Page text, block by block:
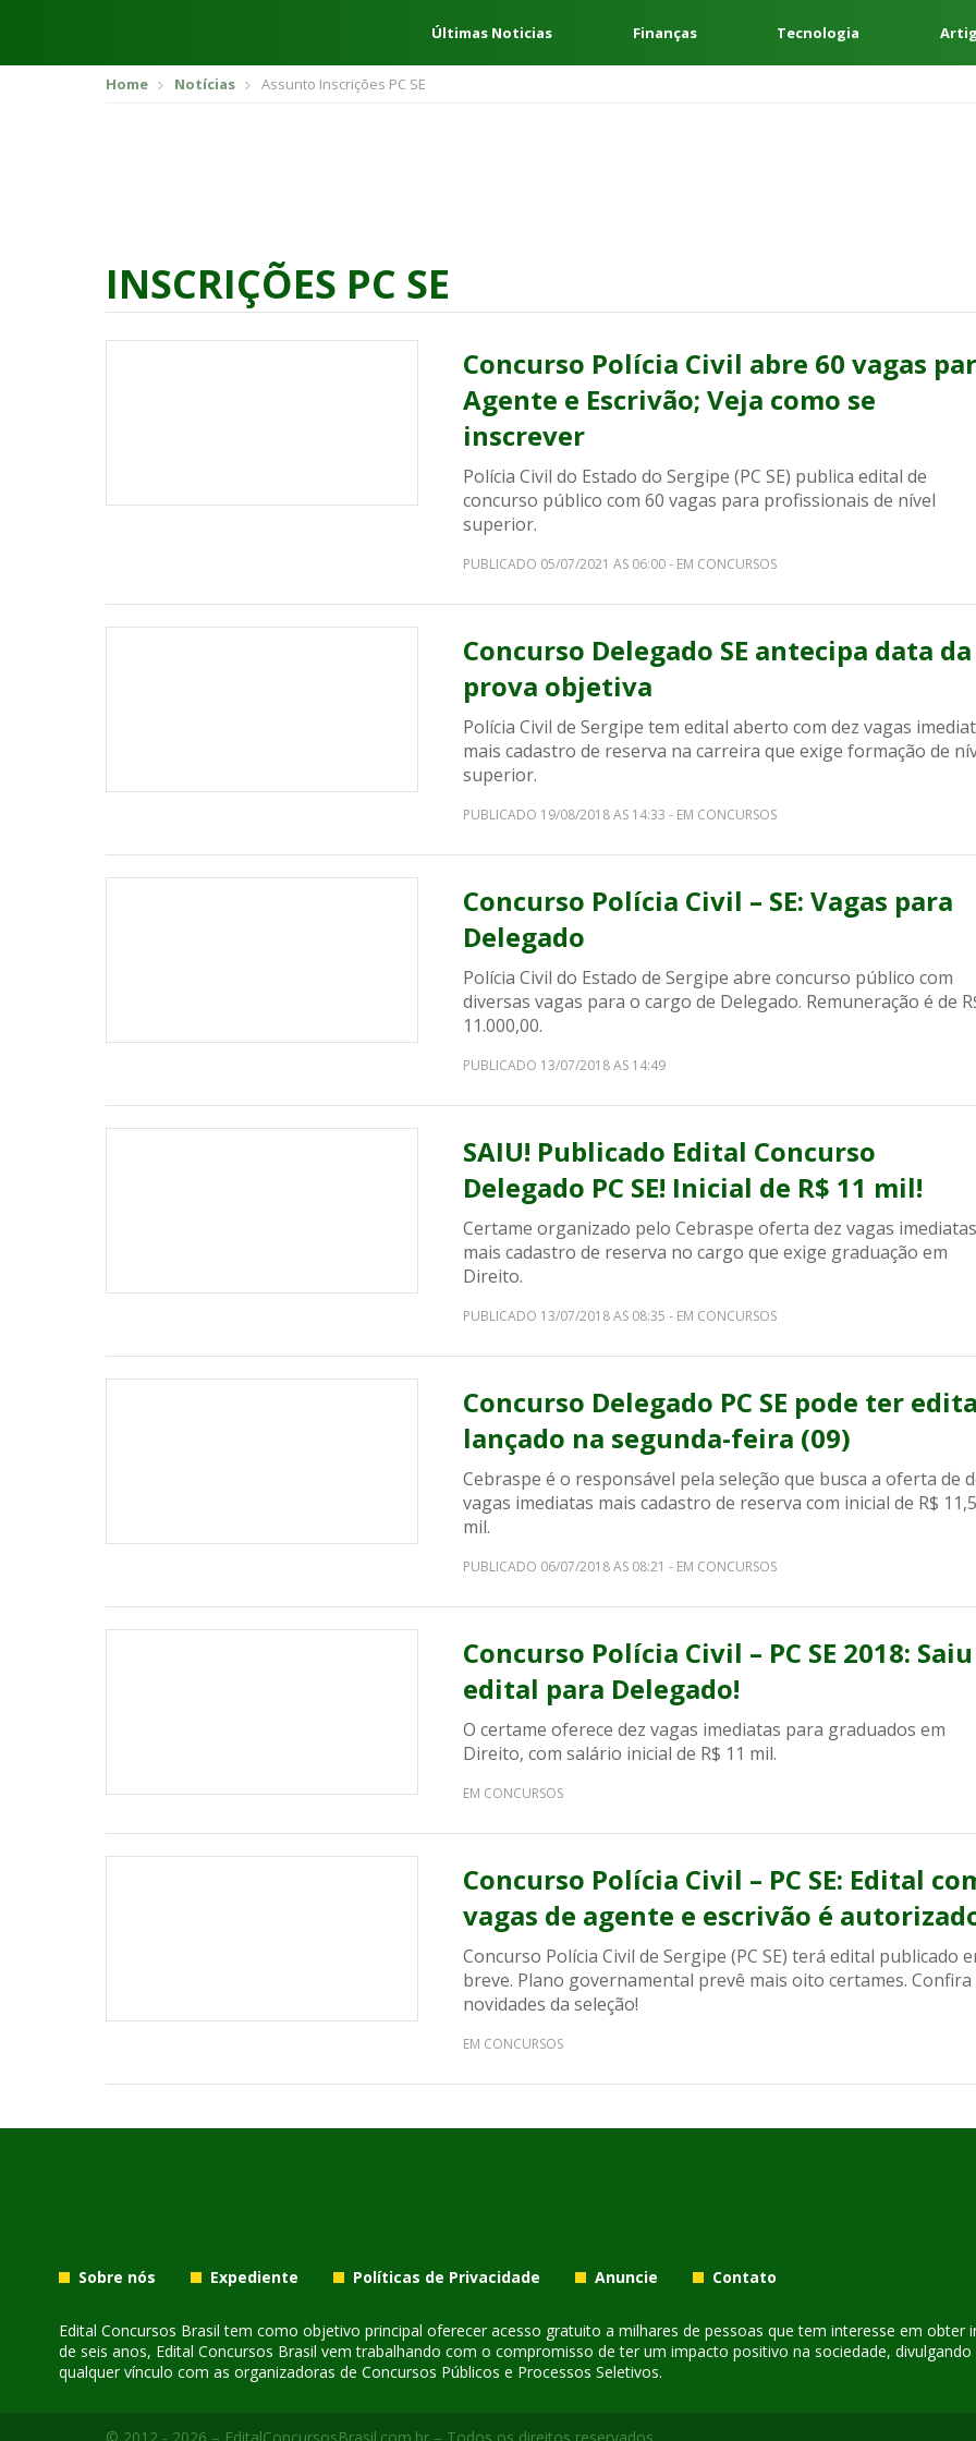
Últimas Noticias Finanças Tecnologia
Home Notícias Assunto Inscrições PC SE
INSCRIÇÕES PC SE
Concurso Polícia Civil abre 60 vagas
Agente e Escrivão; Veja como se
inscrever
Polícia Civil do Estado do Sergipe (PC SE) publica edital de
concurso público com 60 vagas para profissionais de nível
superior.
PUBLICADO 05/07/2021 AS 06:00 - EM CONCURSOS
Concurso Delegado SE antecipa data da
prova objetiva
Polícia Civil de Sergipe tem edital aberto com dez vagas
mais cadastro de reserva na carreira que exige formação de
superior.
PUBLICADO 19/08/2018 AS 14:33 - EM CONCURSOS
Concurso Polícia Civil – SE: Vagas para
Delegado
Polícia Civil do Estado de Sergipe abre concurso público com
diversas vagas para o cargo de Delegado. Remuneração é de
11.000,00.
PUBLICADO 13/07/2018 AS 14:49
SAIU! Publicado Edital Concurso
Delegado PC SE! Inicial de R$ 11 mil!
Certame organizado pelo Cebraspe oferta dez vagas imediatas
mais cadastro de reserva no cargo que exige graduação em
Direito.
PUBLICADO 13/07/2018 AS 08:35 - EM CONCURSOS
Concurso Delegado PC SE pode ter
lançado na segunda-feira (09)
Cebraspe é o responsável pela seleção que busca a oferta de
vagas imediatas mais cadastro de reserva com inicial de R$ 11,5
mil.
PUBLICADO 06/07/2018 AS 08:21 - EM CONCURSOS
Concurso Polícia Civil – PC SE 2018:
edital para Delegado!
O certame oferece dez vagas imediatas para graduados em
Direito, com salário inicial de R$ 11 mil.
EM CONCURSOS
Concurso Polícia Civil – PC SE: Edital
vagas de agente e escrivão é
Concurso Polícia Civil de Sergipe (PC SE) terá edital publicado
breve. Plano governamental prevê mais oito certames. Confira
novidades da seleção!
EM CONCURSOS
Sobre nós Expediente Políticas de Privacidade Anuncie Contato
Edital Concursos Brasil tem como objetivo principal oferecer acesso gratuito a milhares de pessoas que tem interesse em
de seis anos, Edital Concursos Brasil vem trabalhando com o compromisso de ter um impacto positivo na sociedade,
qualquer vínculo com as organizadoras de Concursos Públicos e Processos Seletivos.